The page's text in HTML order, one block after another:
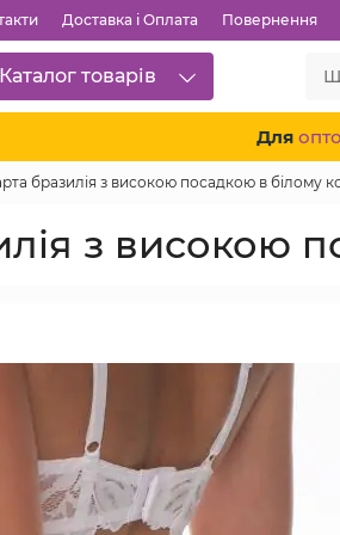
Доставка і Оплата Повернення
Каталог товарів
Для
бразилія з високою посадкою в білому
з високою